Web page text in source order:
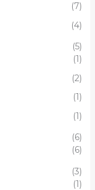
(7)
(4)
(5)
(1)
(2)
(1)
(1)
(6)
(6)
(3)
(1)